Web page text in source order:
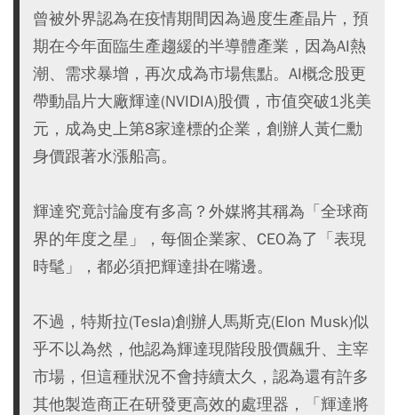
曾被外界認為在疫情期間因為過度生產晶片，預
期在今年面臨生產趨緩的半導體產業，因為AI熱
潮、需求暴增，再次成為市場焦點。AI概念股更
帶動晶片大廠輝達(NVIDIA)股價，市值突破1兆美
元，成為史上第8家達標的企業，創辦人黃仁勳
身價跟著水漲船高。
輝達究竟討論度有多高？外媒將其稱為「全球商
界的年度之星」，每個企業家、CEO為了「表現
時髦」，都必須把輝達掛在嘴邊。
不過，特斯拉(Tesla)創辦人馬斯克(Elon Musk)似
乎不以為然，他認為輝達現階段股價飆升、主宰
市場，但這種狀況不會持續太久，認為還有許多
其他製造商正在研發更高效的處理器，「輝達將